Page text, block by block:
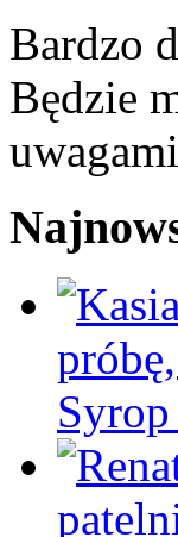
Bardzo
Będzie